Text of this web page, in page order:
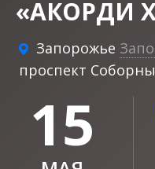
«АКОРДИ
Запорожье
проспект
15